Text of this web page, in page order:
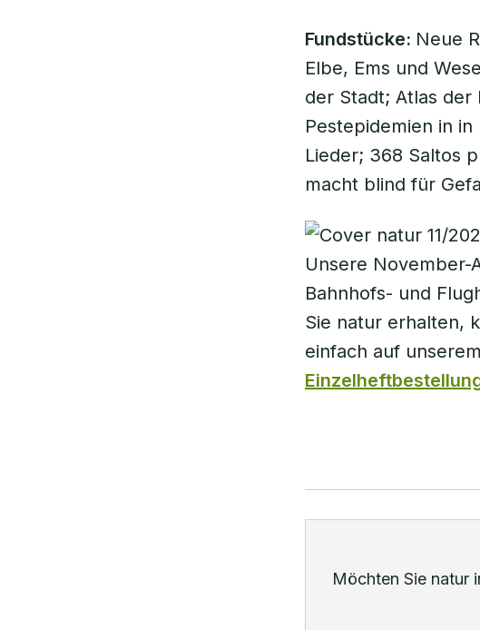
Fundstücke: Neue
Elbe, Ems und
der Stadt; Atlas der
Pestepidemien in
Lieder; 368 Saltos
macht blind für
Unsere November-
Bahnhofs- und
Sie natur erhalten,
einfach auf unserem
Möchten Sie natur